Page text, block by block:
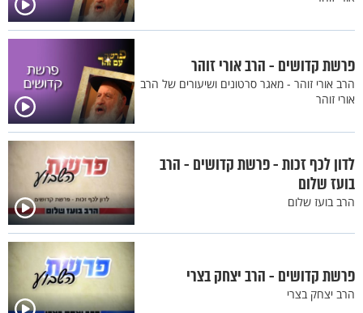
פרשת קדושים - הרב אורי זוהר
הרב אורי זוהר - מאגר סרטונים ושיעורים של הרב
אורי זוהר
לדון לכף זכות - פרשת קדושים - הרב
בועז שלום
הרב בועז שלום
פרשת קדושים - הרב יצחק בצרי
הרב יצחק בצרי